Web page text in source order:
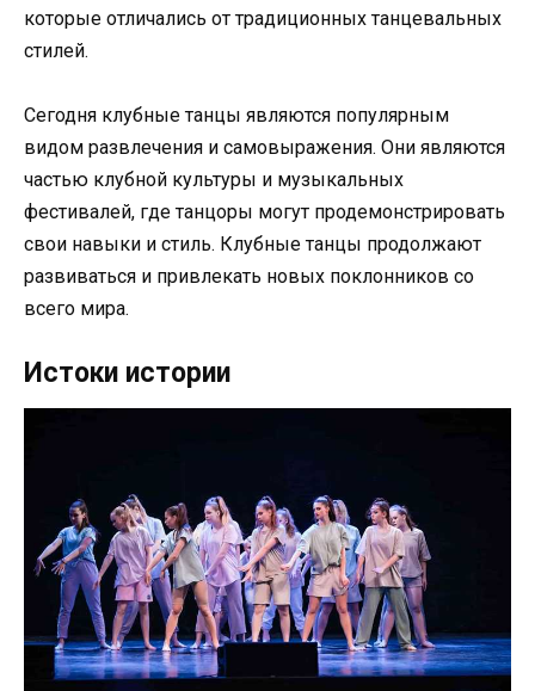
которые отличались от традиционных танцевальных
стилей.
Сегодня клубные танцы являются популярным
видом развлечения и самовыражения. Они являются
частью клубной культуры и музыкальных
фестивалей, где танцоры могут продемонстрировать
свои навыки и стиль. Клубные танцы продолжают
развиваться и привлекать новых поклонников со
всего мира.
Истоки истории